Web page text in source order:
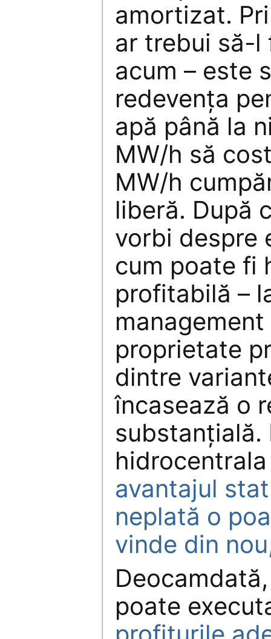
amortizat.
ar trebui să-l
acum – este
redevenţa
apă până la
MW/h să
MW/h
liberă. După
vorbi despre
cum poate fi
profitabilă –
proprietate
dintre
încasează o
substanţială.
avantajul
neplată o
vinde din
poate